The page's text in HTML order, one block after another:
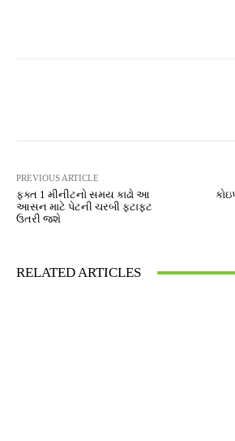
PREVIOUS ARTICLE
ફક્ત 1 મીનીટનો સમય કાઢો આ
આસન માટે પેટની ચરબી ફટાફટ
ઉતરી જશે
RELATED ARTICLES